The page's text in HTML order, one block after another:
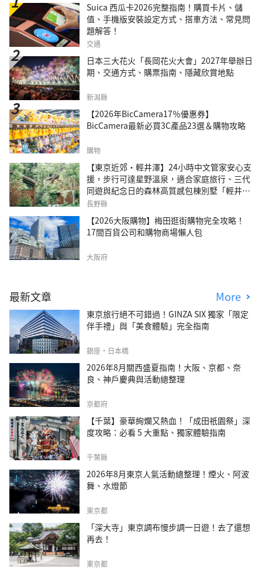
Suica 西瓜卡2026完整指南！購買卡片、儲
值、手機版安裝設定方式、搭車方法、常見問
題解答！
交通
日本三大花火「長岡花火大會」2027年舉辦日
期、交通方式、購票指南、隱藏欣賞地點
新潟縣
【2026年BicCamera17％優惠券】
BicCamera最新必買3C產品23選＆購物攻略
購物
【東京近郊・輕井澤】24小時中文管家安心支
援，步行可達星野溫泉，適合家庭旅行、三代
同遊與紀念日的森林高質感包棟別墅「輕井澤
森四季VILLA」
長野縣
【2026大阪購物】梅田逛街購物完全攻略！
17間百貨公司和購物商場懶人包
大阪府
最新文章 More
東京旅行絕不可錯過！GINZA SIX 獨家「限定
伴手禮」與「美食體驗」完全指南
銀座・日本橋
2026年8月關西盛夏指南！大阪、京都、奈
良、神戶慶典與活動總整理
京都府
【千葉】豪華絢爛又熱血！「成田祇園祭」深
度攻略：必看 5 大重點、獨家體驗指南
千葉縣
2026年8月東京人氣活動總整理！煙火、阿波
舞、水燈節
東京都
「深大寺」東京調布慢步調一日遊！去了還想
再去！
東京都